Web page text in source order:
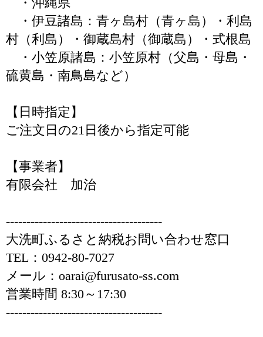
・伊豆諸島：青ヶ島村（青ヶ島）・利島
村（利島）・御蔵島村（御蔵島）・式根島
・小笠原諸島：小笠原村（父島・母島・
硫黄島・南鳥島など）
【日時指定】
ご注文日の21日後から指定可能
【事業者】
有限会社 加治
--------------------------------------
大洗町ふるさと納税お問い合わせ窓口
TEL：0942-80-7027
メール：oarai@furusato-ss.com
営業時間 8:30～17:30
--------------------------------------